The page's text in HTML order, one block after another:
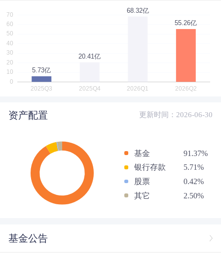
资产配置 更新时间：2026-06-30
基金
91.37%
银行存款
5.71%
股票
0.42%
其它
2.50%
基金公告